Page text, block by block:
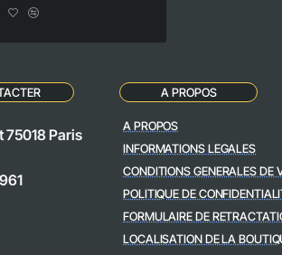
75018 Paris
A PROPOS
A PROPOS
INFORMATIONS LEGALES
CONDITIONS GENERALES DE
POLITIQUE DE
FORMULAIRE DE
LOCALISATION DE LA